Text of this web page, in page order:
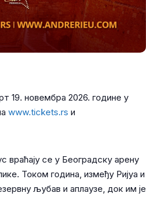
19. новембра 2026. године у
www.tickets.rs и
враћају се у Београдску арену
Током година, између Ријуа и
љубав и аплаузе, док им је